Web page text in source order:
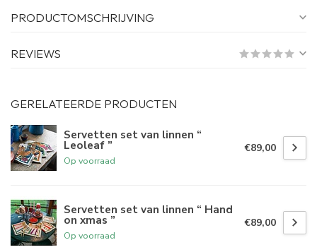
PRODUCTOMSCHRIJVING
REVIEWS
GERELATEERDE PRODUCTEN
Servetten set van linnen “
Leoleaf ”
Op voorraad
€89,00
Servetten set van linnen “ Hand
on xmas ”
Op voorraad
€89,00